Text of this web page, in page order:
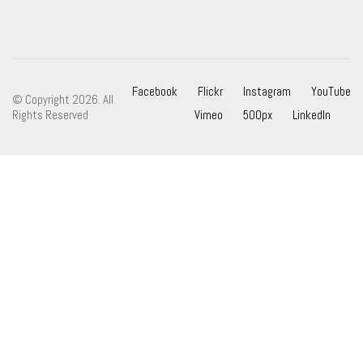
Facebook Flickr Instagram
YouTube
Vimeo
500px LinkedIn
© Copyright 2026. All
Rights Reserved